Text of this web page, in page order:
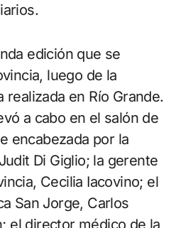
edición que se
luego de la
realizada en Río Grande.
a cabo en el salón de
encabezada por la
Di Giglio; la gerente
Cecilia Iacovino; el
San Jorge, Carlos
el director médico de la